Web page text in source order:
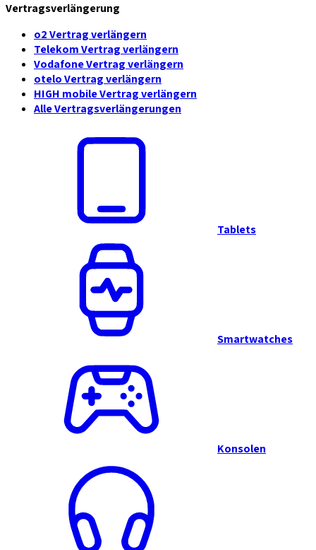
Vertragsverlängerung
o2 Vertrag verlängern
Telekom Vertrag verlängern
Vodafone Vertrag verlängern
otelo Vertrag verlängern
HIGH mobile Vertrag verlängern
Alle Vertragsverlängerungen
Tablets
Smartwatches
Konsolen